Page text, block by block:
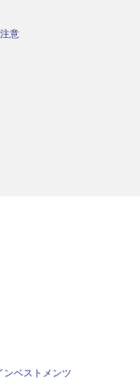
意
ンベストメンツ